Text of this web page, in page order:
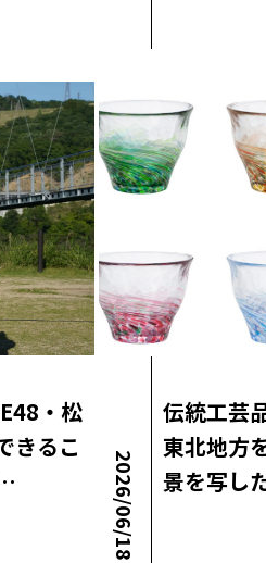
・松
きるこ
2026/06/18
伝統工芸
東北地方
景を写し